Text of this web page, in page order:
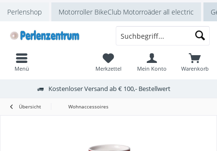
Perlenshop Motorroller BikeClub Motorroäder all electric
Kostenloser Versand ab € 100,- Bestellwert
Warenkorb
Merkzettel Mein Konto
Menü
Übersicht Wohnaccessoires